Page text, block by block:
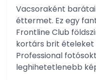
Vacsoraként
éttermet. Ez egy
Frontline Club
kortárs brit ételeket
Professional
leghihetetlenebb